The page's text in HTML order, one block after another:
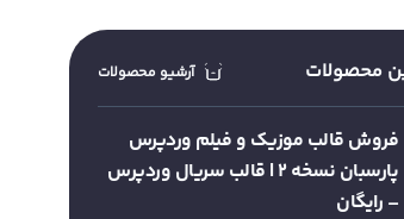
محصولات آرشیو محصولات
فروش قالب موزیک و فیلم وردپرس
پارسبان نسخه 2 | قالب سریال وردپرس
– رایگان